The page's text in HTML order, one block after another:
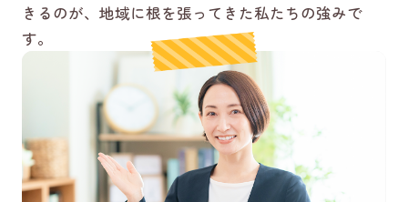
きるのが、地域に根を張ってきた私たちの強みで
す。